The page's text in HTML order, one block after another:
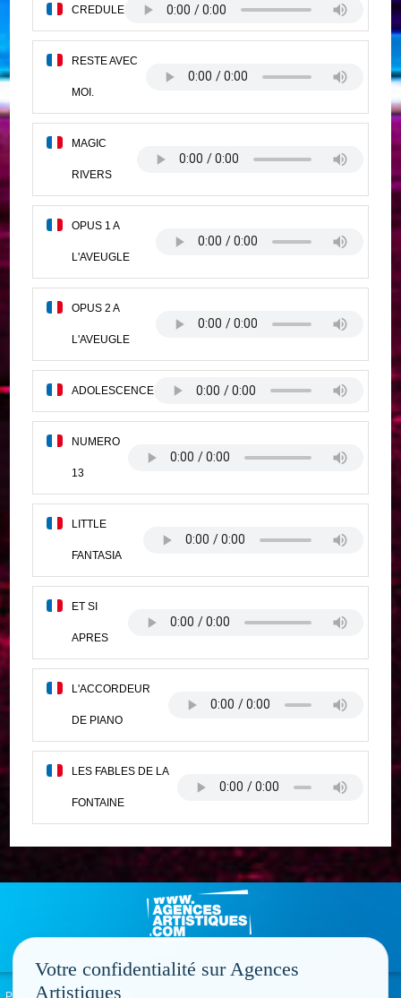
CREDULE
RESTE AVEC
MOI.
MAGIC
RIVERS
OPUS 1 A
L'AVEUGLE
OPUS 2 A
L'AVEUGLE
ADOLESCENCE
NUMERO
13
LITTLE
FANTASIA
ET SI
APRES
L'ACCORDEUR
DE PIANO
LES FABLES DE LA
FONTAINE
Votre confidentialité sur Agences
Artistiques